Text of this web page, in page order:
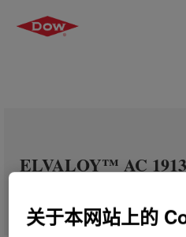
ELVALOY™ AC
关于本网站上的